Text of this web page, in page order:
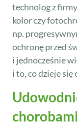
technolog z
kolor czy
np.
ochronę przed
i jednocześnie
i to, co dzieje się